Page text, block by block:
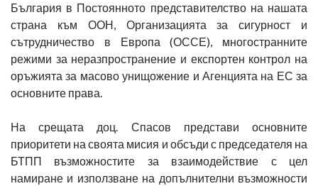
България в Постоянното представителство на нашата
страна към ООН, Организацията за сигурност и
сътрудничество в Европа (ОССЕ), многостранните
режими за неразпространение и експортен контрол на
оръжията за масово унищожение и Агенцията на ЕС за
основните права.
На срещата доц. Спасов представи основните
приоритети на своята мисия и обсъди с председателя на
БТПП възможностите за взаимодействие с цел
намиране и използване на допълнителни възможности